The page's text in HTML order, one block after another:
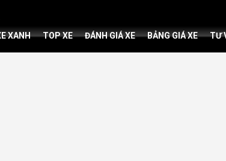
XANH TOP XE ĐÁNH GIÁ XE BẢNG GIÁ XE TƯ